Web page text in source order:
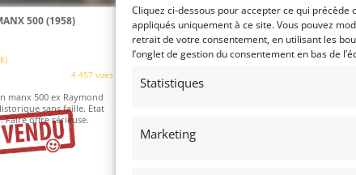
Cliquez ci-dessous pour accepter ce qui précède
appliqués uniquement à ce site. Vous pouvez
retrait de votre consentement, en utilisant les
l’onglet de gestion du consentement en bas de
Statistiques
Marketing
500 (1958)
4 457 vues
manx 500 ex Raymond
sans faille. Etat
Faire offre sérieuse.
YAMAHA YZF 750 SP USINE (1994)
[VENDU]
(51) MARNE
JC. Olivier.